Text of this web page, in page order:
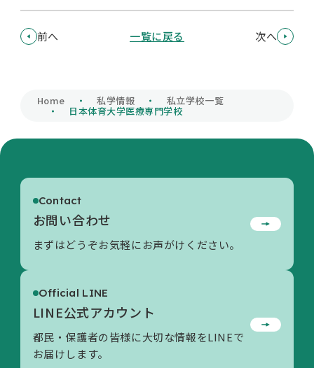
活動内容/各種資料
前へ 一覧に戻る 次へ
Home 私学情報 私立学校一覧
日本体育大学医療専門学校
Contact
お問い合わせ
まずはどうぞお気軽にお声がけください。
Official LINE
LINE公式アカウント
都民・保護者の皆様に大切な情報をLINEで
お届けします。